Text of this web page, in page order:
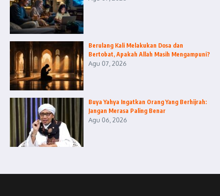
Berulang Kali Melakukan Dosa dan
Bertobat, Apakah Allah Masih Mengampuni?
Agu 07, 2026
Buya Yahya Ingatkan Orang Yang Berhijrah:
Jangan Merasa Paling Benar
Agu 06, 2026